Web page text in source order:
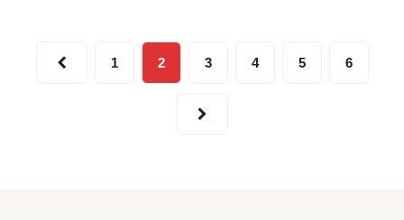
Пагинация
1 2 3 4 5 6